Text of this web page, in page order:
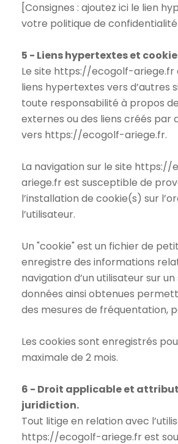
[Consignes : ajoutez ici le lien
votre politique de
5 - Liens hypertextes et
Le site https://ecogolf-ariege.fr
liens hypertextes vers d’autres
toute responsabilité à propos
externes ou des liens créés par
vers https://ecogolf-ariege.fr.
La navigation sur le site https://
ariege.fr est susceptible de
l’installation de cookie(s) sur
l’utilisateur.
Un "cookie" est un fichier de
enregistre des informations
navigation d’un utilisateur sur un
données ainsi obtenues
des mesures de fréquentation,
Les cookies sont enregistrés
maximale de 2 mois.
6 - Droit applicable et
juridiction.
Tout litige en relation avec
https://ecogolf-ariege.fr est